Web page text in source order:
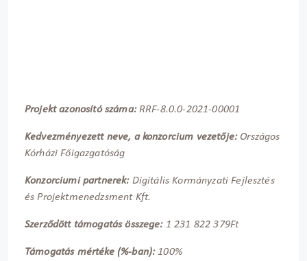
Projekt azonosító száma:RRF-8.0.0-2021-00001
Kedvezményezett neve, a konzorcium vezetője:Országos
Kórházi Főigazgatóság
Konzorciumi partnerek: Digitális Kormányzati Fejlesztés
és Projektmenedzsment Kft.
Szerződött támogatás összege:1 231 822 379Ft
Támogatás mértéke (%-ban):100%